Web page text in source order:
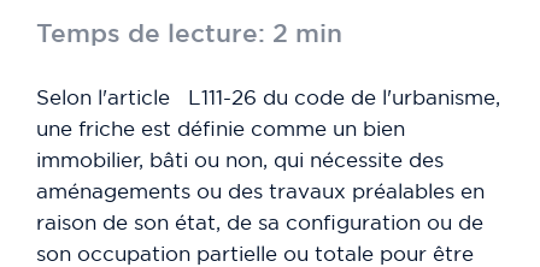
Temps de lecture: 2 min
Selon l'article L111-26 du code de l'urbanisme,
une friche est définie comme un bien
immobilier, bâti ou non, qui nécessite des
aménagements ou des travaux préalables en
raison de son état, de sa configuration ou de
son occupation partielle ou totale pour être